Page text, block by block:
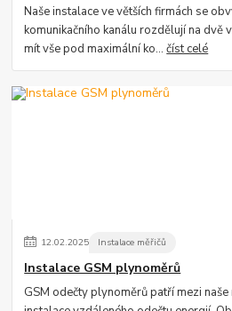
Naše instalace ve větších firmách se
komunikačního kanálu rozdělují na dvě
mít vše pod maximální ko...číst celé
12.02.2025 Instalace měřičů
Instalace GSM plynoměrů
GSM odečty plynoměrů patří mezi